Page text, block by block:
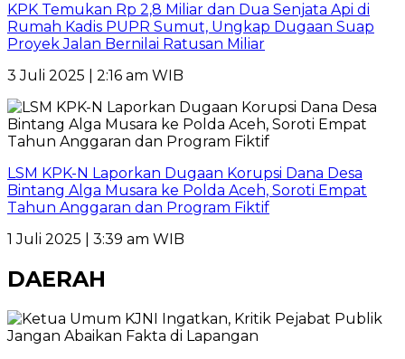
KPK Temukan Rp 2,8 Miliar dan Dua Senjata Api di
Rumah Kadis PUPR Sumut, Ungkap Dugaan Suap
Proyek Jalan Bernilai Ratusan Miliar
3 Juli 2025 | 2:16 am WIB
LSM KPK-N Laporkan Dugaan Korupsi Dana Desa
Bintang Alga Musara ke Polda Aceh, Soroti Empat
Tahun Anggaran dan Program Fiktif
1 Juli 2025 | 3:39 am WIB
DAERAH